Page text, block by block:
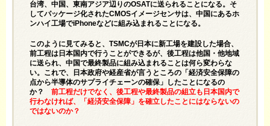
台湾、中国、東南アジア辺りのOSATに送られることになる。そ
してパッケージ化されたCMOSイメージセンサは、中国にあるホ
ンハイ工場でiPhoneなどに組み込まれることになる。
このように見てみると、TSMCが日本に新工場を建設した場合、
前工程は日本国内で行うことができるが、後工程は他国・他地域
に送られ、中国で最終製品に組み込まれることは何ら変わらな
い。これで、日本政府や経産省が言うところの「経済安全保障の
点から半導体のサプライチェーンの確保」したことになるの
か？ 前工程だけでなく、後工程や最終製品の組立も日本国内で
行わなければ、「経済安全保障」を確立したことにはならないの
ではないのか？